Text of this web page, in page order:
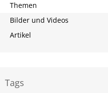
Themen
Bilder und Videos
Artikel
Tags